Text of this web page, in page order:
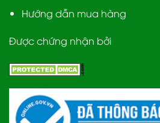
Hướng dẫn mua hàng
Được chứng nhận bởi